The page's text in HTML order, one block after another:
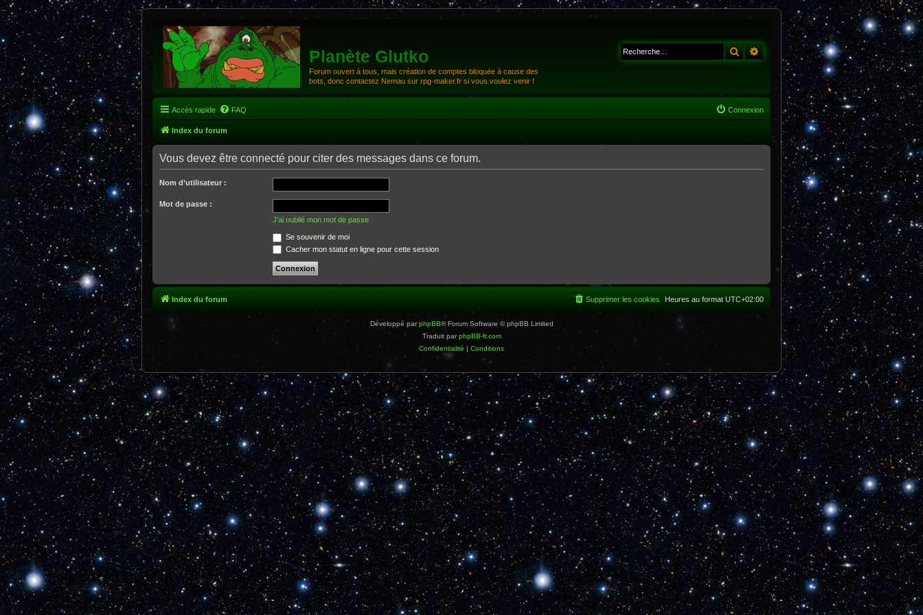
Planète Glutko
Forum ouvert à tous, mais création de comptes bloquée à cause des
bots, donc contactez Nemau sur rpg-maker.fr si vous voulez venir !
RechercherRecherche avancée
Accès rapide FAQ Connexion
Index du forum
Vous devez être connecté pour citer des messages dans ce forum.
Nom d’utilisateur :
Mot de passe :
J’ai oublié mon mot de passe
Se souvenir de moi
Cacher mon statut en ligne pour cette session
Index du forum Heures au format UTC+02:00
Supprimer les cookies
Développé parphpBB® Forum Software © phpBB Limited
Traduit parphpBB-fr.com
Confidentialité | Conditions